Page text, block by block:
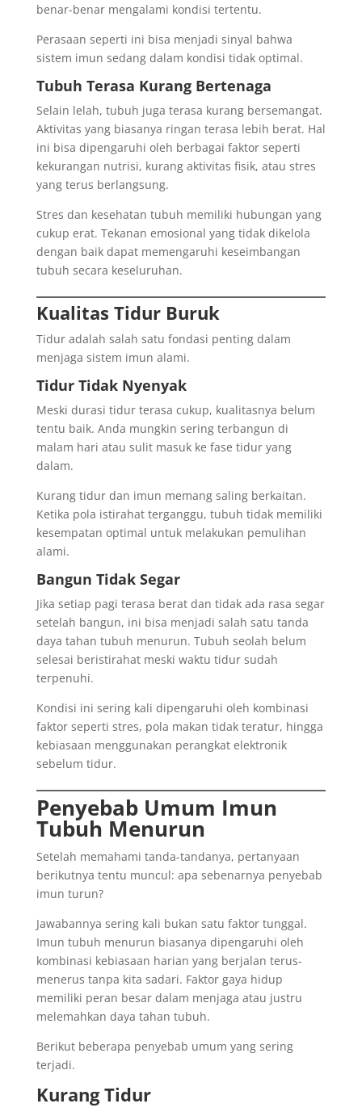
benar-benar mengalami kondisi tertentu.
Perasaan seperti ini bisa menjadi sinyal bahwa
sistem imun sedang dalam kondisi tidak optimal.
Tubuh Terasa Kurang Bertenaga
Selain lelah, tubuh juga terasa kurang bersemangat.
Aktivitas yang biasanya ringan terasa lebih berat. Hal
ini bisa dipengaruhi oleh berbagai faktor seperti
kekurangan nutrisi, kurang aktivitas fisik, atau stres
yang terus berlangsung.
Stres dan kesehatan tubuh memiliki hubungan yang
cukup erat. Tekanan emosional yang tidak dikelola
dengan baik dapat memengaruhi keseimbangan
tubuh secara keseluruhan.
Kualitas Tidur Buruk
Tidur adalah salah satu fondasi penting dalam
menjaga sistem imun alami.
Tidur Tidak Nyenyak
Meski durasi tidur terasa cukup, kualitasnya belum
tentu baik. Anda mungkin sering terbangun di
malam hari atau sulit masuk ke fase tidur yang
dalam.
Kurang tidur dan imun memang saling berkaitan.
Ketika pola istirahat terganggu, tubuh tidak memiliki
kesempatan optimal untuk melakukan pemulihan
alami.
Bangun Tidak Segar
Jika setiap pagi terasa berat dan tidak ada rasa segar
setelah bangun, ini bisa menjadi salah satu tanda
daya tahan tubuh menurun. Tubuh seolah belum
selesai beristirahat meski waktu tidur sudah
terpenuhi.
Kondisi ini sering kali dipengaruhi oleh kombinasi
faktor seperti stres, pola makan tidak teratur, hingga
kebiasaan menggunakan perangkat elektronik
sebelum tidur.
Penyebab Umum Imun
Tubuh Menurun
Setelah memahami tanda-tandanya, pertanyaan
berikutnya tentu muncul: apa sebenarnya penyebab
imun turun?
Jawabannya sering kali bukan satu faktor tunggal.
Imun tubuh menurun biasanya dipengaruhi oleh
kombinasi kebiasaan harian yang berjalan terus-
menerus tanpa kita sadari. Faktor gaya hidup
memiliki peran besar dalam menjaga atau justru
melemahkan daya tahan tubuh.
Berikut beberapa penyebab umum yang sering
terjadi.
Kurang Tidur